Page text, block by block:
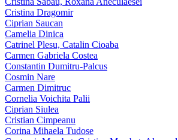
Cristina Dragomir
Ciprian Saucan
Camelia Dinica
Catrinel Plesu, Catalin Cioaba
Carmen Gabriela Costea
Constantin Dumitru-Palcus
Cosmin Nare
Carmen Dimitruc
Cornelia Voichita Palii
Ciprian Siulea
Cristian Cimpeanu
Corina Mihaela Tudose